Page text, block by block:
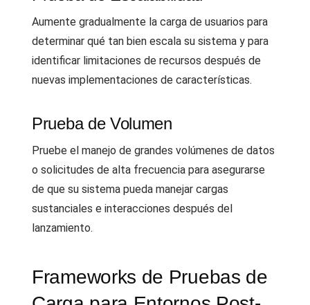
Aumente gradualmente la carga de usuarios para
determinar qué tan bien escala su sistema y para
identificar limitaciones de recursos después de
nuevas implementaciones de características.
Prueba de Volumen
Pruebe el manejo de grandes volúmenes de datos
o solicitudes de alta frecuencia para asegurarse
de que su sistema pueda manejar cargas
sustanciales e interacciones después del
lanzamiento.
Frameworks de Pruebas de